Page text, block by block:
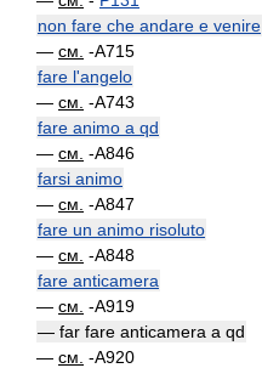
non fare che andare e venire
— см. -A715
fare l'angelo
— см. -A743
fare animo a qd
— см. -A846
farsi animo
— см. -A847
fare un animo risoluto
— см. -A848
fare anticamera
— см. -A919
— far fare anticamera a qd
— см. -A920